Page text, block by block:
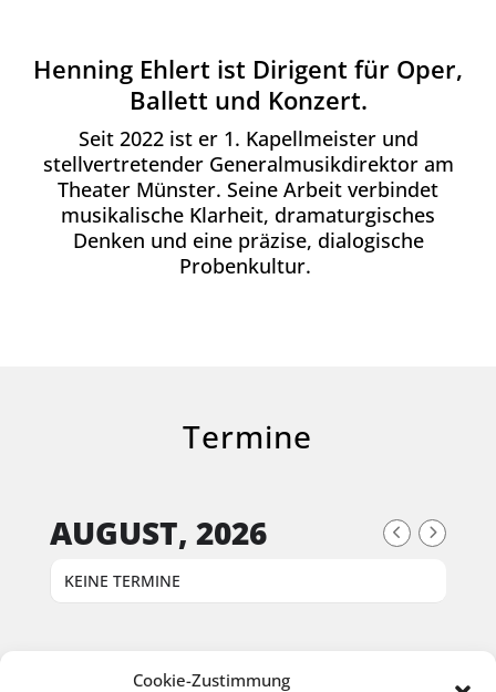
Cookie-Zustimmung
Henning Ehlert ist Dirigent für Oper,
Ballett und Konzert.
Seit 2022 ist er 1. Kapellmeister und
stellvertretender Generalmusikdirektor am
Theater Münster. Seine Arbeit verbindet
musikalische Klarheit, dramaturgisches
Denken und eine präzise, dialogische
Probenkultur.
Termine
AUGUST, 2026
KEINE TERMINE